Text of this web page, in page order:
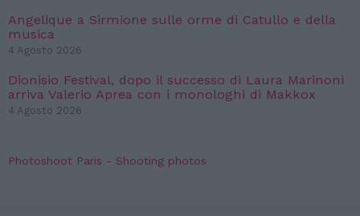
Angelique a Sirmione sulle orme di Catullo e della
musica
4 Agosto 2026
Dionisio Festival, dopo il successo di Laura Marinoni
arriva Valerio Aprea con i monologhi di Makkox
4 Agosto 2026
Photoshoot Paris - Shooting photos